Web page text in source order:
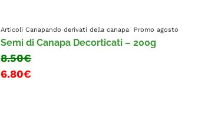
Articoli Canapandoderivati della canapa Promo agosto
Semi di Canapa Decorticati – 200g
8.50€
6.80€